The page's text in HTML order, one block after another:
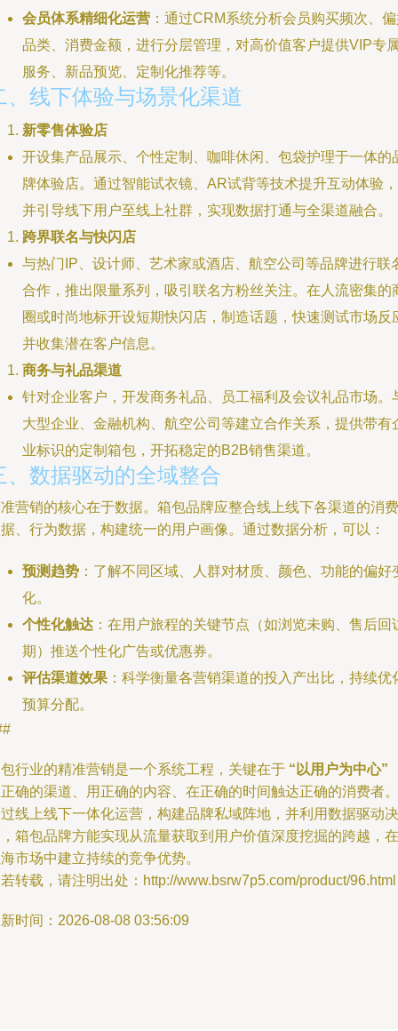
会员体系精细化运营 ：通过CRM系统分析会员购买频次、
品类、消费金额，进行分层管理，对高价值客户提供VIP专
服务、新品预览、定制化推荐等。
、线下体验与场景化渠道
新零售体验店
开设集产品展示、个性定制、咖啡休闲、包袋护理于一体的
牌体验店。通过智能试衣镜、AR试背等技术提升互动体验，
并引导线下用户至线上社群，实现数据打通与全渠道融合。
跨界联名与快闪店
与热门IP、设计师、艺术家或酒店、航空公司等品牌进行联
合作，推出限量系列，吸引联名方粉丝关注。在人流密集的
圈或时尚地标开设短期快闪店，制造话题，快速测试市场反
并收集潜在客户信息。
商务与礼品渠道
针对企业客户，开发商务礼品、员工福利及会议礼品市场。
大型企业、金融机构、航空公司等建立合作关系，提供带有
业标识的定制箱包，开拓稳定的B2B销售渠道。
、数据驱动的全域整合
营销的核心在于数据。箱包品牌应整合线上线下各渠道的消费
、行为数据，构建统一的用户画像。通过数据分析，可以：
预测趋势 ：了解不同区域、人群对材质、颜色、功能的偏好
化。
个性化触达 ：在用户旅程的关键节点（如浏览未购、售后回
期）推送个性化广告或优惠券。
评估渠道效果 ：科学衡量各营销渠道的投入产出比，持续优
预算分配。
行业的精准营销是一个系统工程，关键在于 “以用户为中心”
确的渠道、用正确的内容、在正确的时间触达正确的消费者。
线上线下一体化运营，构建品牌私域阵地，并利用数据驱动决
箱包品牌方能实现从流量获取到用户价值深度挖掘的跨越，在
市场中建立持续的竞争优势。
转载，请注明出处：http://www.bsrw7p5.com/product/96.html
时间：2026-08-08 03:56:09